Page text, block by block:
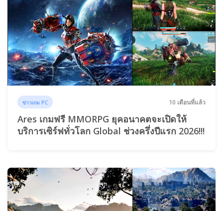
ข่าวเกม PC 10 เดือนที่แล้ว
Ares เกมฟรี MMORPG ยุคอนาคตจะเปิดให้
บริการเซิร์ฟทั่วโลก Global ช่วงครึ่งปีแรก 2026!!!